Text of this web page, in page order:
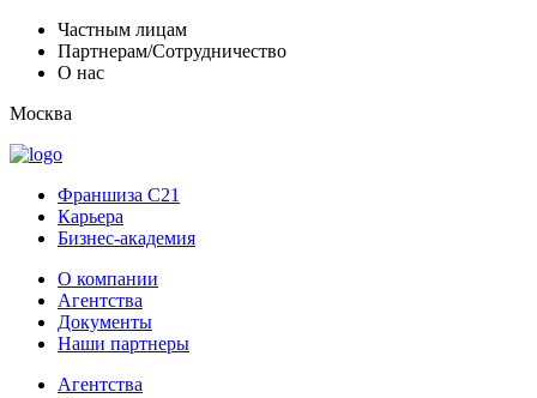
Частным лицам
Партнерам/Сотрудничество
О нас
Москва
Франшиза C21
Карьера
Бизнес-академия
О компании
Агентства
Документы
Наши партнеры
Агентства